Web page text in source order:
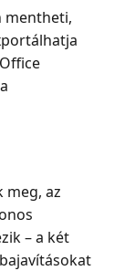
mentheti,
meg, az
– a két